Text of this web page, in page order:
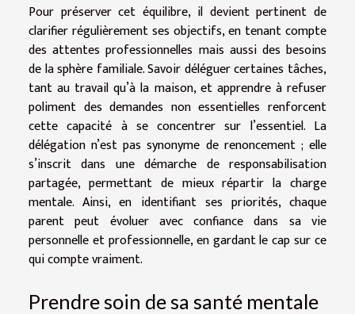
Pour préserver cet équilibre, il devient pertinent de
clarifier régulièrement ses objectifs, en tenant compte
des attentes professionnelles mais aussi des besoins
de la sphère familiale. Savoir déléguer certaines tâches,
tant au travail qu’à la maison, et apprendre à refuser
poliment des demandes non essentielles renforcent
cette capacité à se concentrer sur l’essentiel. La
délégation n’est pas synonyme de renoncement ; elle
s’inscrit dans une démarche de responsabilisation
partagée, permettant de mieux répartir la charge
mentale. Ainsi, en identifiant ses priorités, chaque
parent peut évoluer avec confiance dans sa vie
personnelle et professionnelle, en gardant le cap sur ce
qui compte vraiment.
Prendre soin de sa santé mentale